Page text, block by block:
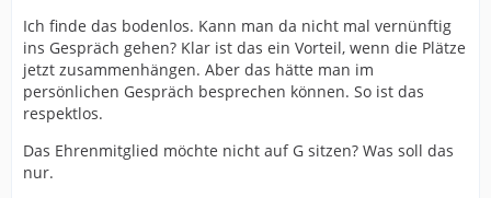
Ich finde das bodenlos. Kann man da nicht mal vernünftig
ins Gespräch gehen? Klar ist das ein Vorteil, wenn die Plätze
jetzt zusammenhängen. Aber das hätte man im
persönlichen Gespräch besprechen können. So ist das
respektlos.
Das Ehrenmitglied möchte nicht auf G sitzen? Was soll das
nur.